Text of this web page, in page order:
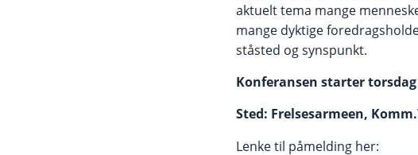
aktuelt tema mange
mange dyktige
ståsted og synspunkt.
Konferansen starter
Sted: Frelsesarmeen,
Lenke til påmelding her: